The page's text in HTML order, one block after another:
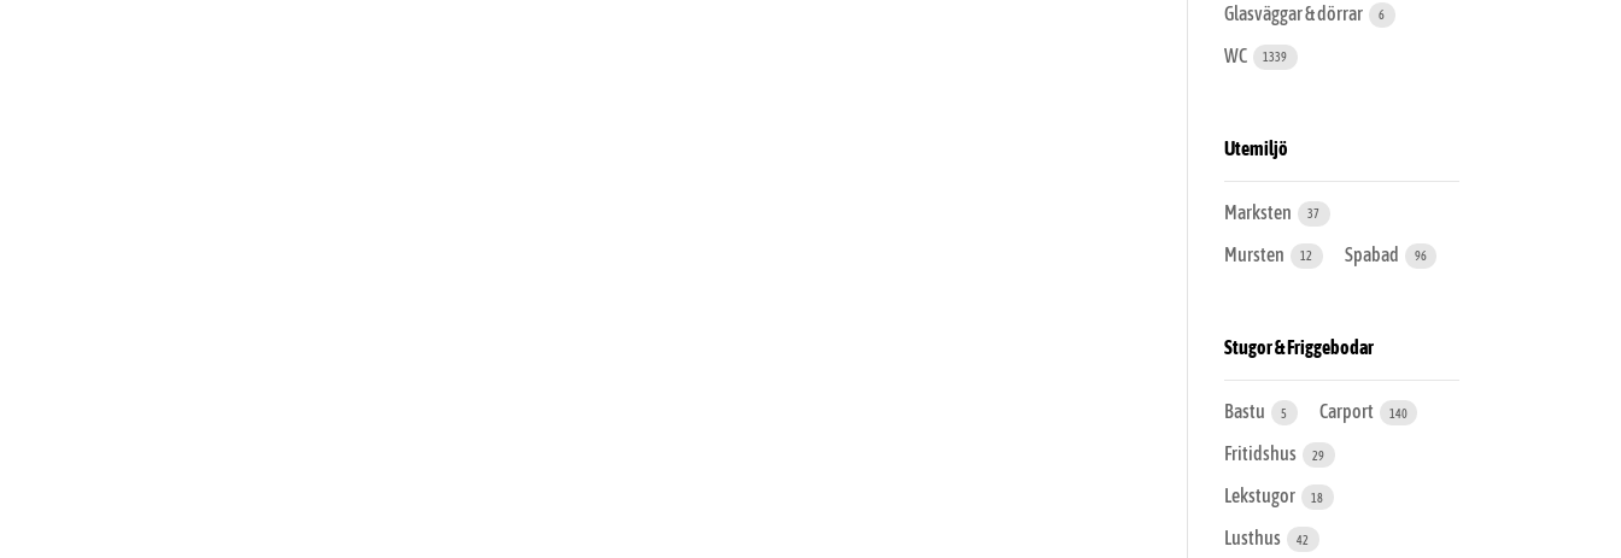
Glasväggar & dörrar 6
WC 1339
Utemiljö
Marksten 37
Mursten 12 Spabad 96
Stugor & Friggebodar
Bastu 5 Carport 140
Fritidshus 29
Lekstugor 18
Lusthus 42